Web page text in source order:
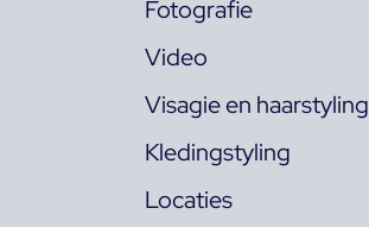
Fotografie
Video
Visagie en haarstyling
Kledingstyling
Locaties